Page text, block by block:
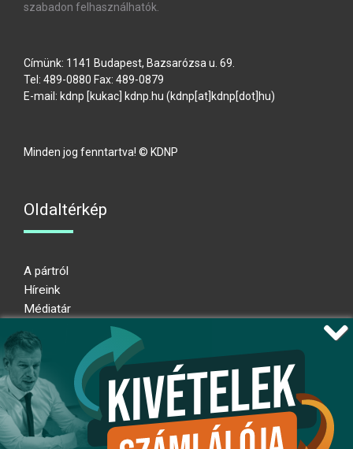
szabadon felhasználhatók.
Címünk: 1141 Budapest, Bazsarózsa u. 69.
Tel: 489-0880 Fax: 489-0879
E-mail: kdnp [kukac] kdnp.hu (kdnp[at]kdnp[dot]hu)
Minden jog fenntartva! © KDNP
Oldaltérkép
A pártról
Híreink
Médiatár
Adatkezelési nyilatkozat
Átláthatósági nyilatkozat
Ugrás az oldal tetejére
Kövessen minket!